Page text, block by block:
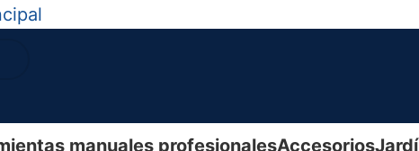
manuales profesionalesAccesorios